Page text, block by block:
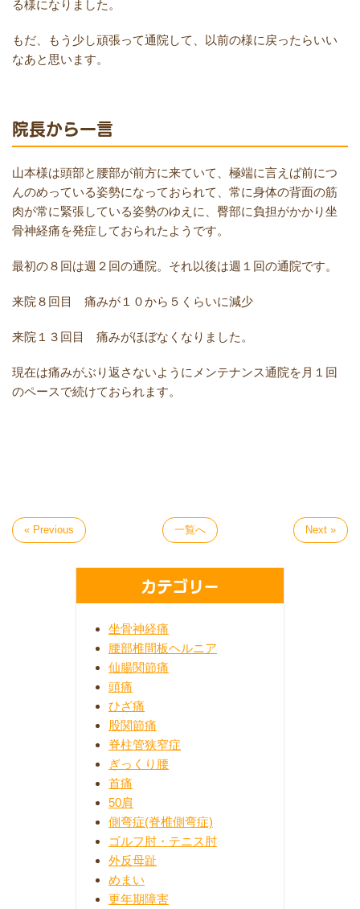
る様になりました。
もだ、もう少し頑張って通院して、以前の様に戻ったらいい
なあと思います。
院長から一言
山本様は頭部と腰部が前方に来ていて、極端に言えば前につ
んのめっている姿勢になっておられて、常に身体の背面の筋
肉が常に緊張している姿勢のゆえに、臀部に負担がかかり坐
骨神経痛を発症しておられたようです。
最初の８回は週２回の通院。それ以後は週１回の通院です。
来院８回目 痛みが１０から５くらいに減少
来院１３回目 痛みがほぼなくなりました。
現在は痛みがぶり返さないようにメンテナンス通院を月１回
のペースで続けておられます。
« Previous 一覧へ Next »
カテゴリー
坐骨神経痛
腰部椎間板ヘルニア
仙腸関節痛
頭痛
ひざ痛
股関節痛
脊柱管狭窄症
ぎっくり腰
首痛
50肩
側弯症(脊椎側弯症)
ゴルフ肘・テニス肘
外反母趾
めまい
更年期障害